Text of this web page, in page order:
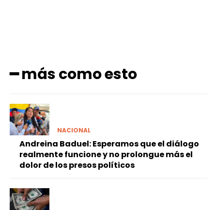
━ más como esto
NACIONAL
Andreina Baduel: Esperamos que el diálogo
realmente funcione y no prolongue más el
dolor de los presos políticos